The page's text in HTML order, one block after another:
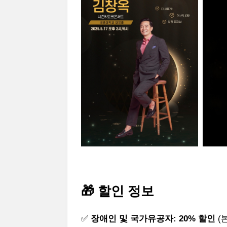
🎁 할인 정보
✅ 장애인 및 국가유공자: 20% 할인 (